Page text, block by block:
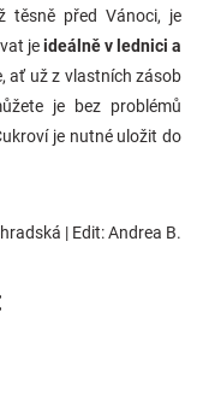
těsně před Vánoci, je
jeideálně v lednici a
ať už z vlastních zásob
je bez problémů
je nutné uložit do
| Edit: Andrea B.